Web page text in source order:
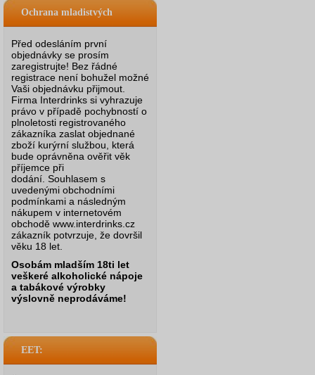
Ochrana mladistvých
Před odesláním první
objednávky se prosím
zaregistrujte! Bez řádné
registrace není bohužel možné
Vaši objednávku přijmout.
Firma Interdrinks si vyhrazuje
právo v případě pochybností o
plnoletosti registrovaného
zákazníka zaslat objednané
zboží kurýrní službou, která
bude oprávněna ověřit věk
příjemce při
dodání. Souhlasem s
uvedenými obchodními
podmínkami a následným
nákupem v internetovém
obchodě www.interdrinks.cz
zákazník potvrzuje, že dovršil
věku 18 let.
Osobám mladším 18ti let
veškeré alkoholické nápoje
a tabákové výrobky
výslovně neprodáváme!
EET: